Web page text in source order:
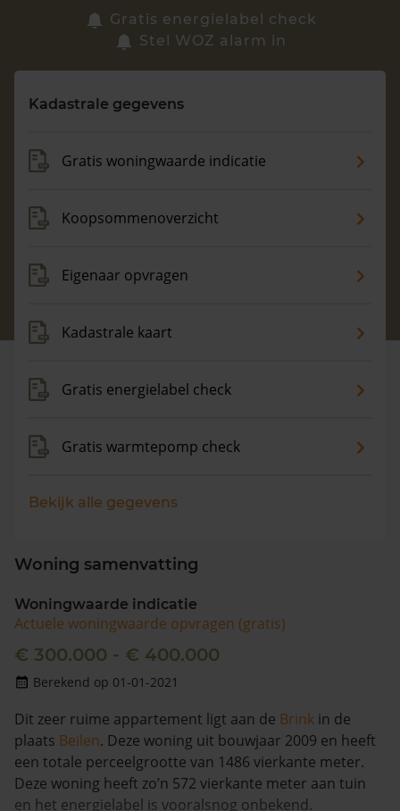
Zoek een woning
Maandag t/m vrijdag - 08:00 -18:00
Gratis energielabel check
Stel WOZ alarm in
Kadastrale gegevens
Gratis woningwaarde indicatie
Koopsommenoverzicht
Eigenaar opvragen
Kadastrale kaart
Gratis energielabel check
Gratis warmtepomp check
Bekijk alle gegevens
Woning samenvatting
Woningwaarde indicatie
Actuele woningwaarde opvragen (gratis)
€ 300.000 - € 400.000
Berekend op 01-01-2021
Dit zeer ruime appartement ligt aan de Brink in de
plaats Beilen. Deze woning uit bouwjaar 2009 en heeft
een totale perceelgrootte van 1486 vierkante meter.
Deze woning heeft zo’n 572 vierkante meter aan tuin
en het energielabel is vooralsnog onbekend.